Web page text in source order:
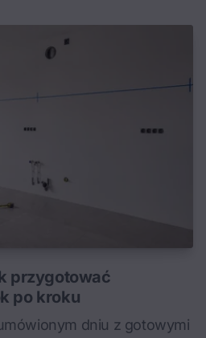
przygotować
po kroku
dniu z gotowymi